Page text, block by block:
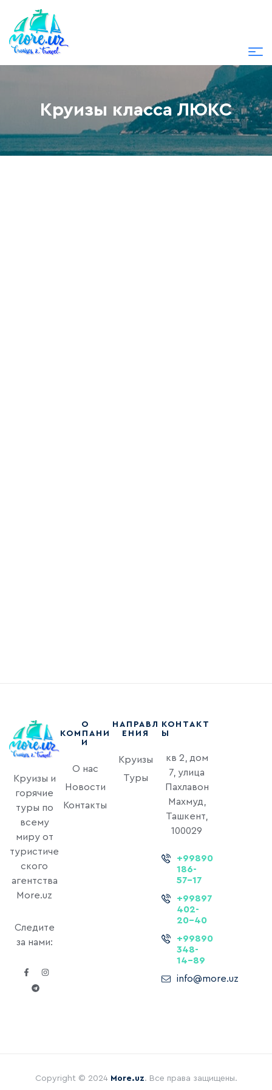
Круизы класса ЛЮКС
Круизы и
горячие
туры по
всему
миру от
туристиче
ского
агентства
More.uz
Следите
за нами:
О
КОМПАНИ
И
О нас
Новости
Контакты
НАПРАВЛ
ЕНИЯ
Круизы
Туры
КОНТАКТ
Ы
кв 2, дом
7, улица
Пахлавон
Махмуд,
Ташкент,
100029
+99890
186-
57-17
+99897
402-
20-40
+99890
348-
14-89
info@more.uz
Copyright © 2024 More.uz. Все права защищены.